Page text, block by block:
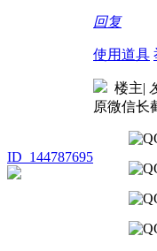
回复
使用道具
ID_144787695
楼主|
原微信长